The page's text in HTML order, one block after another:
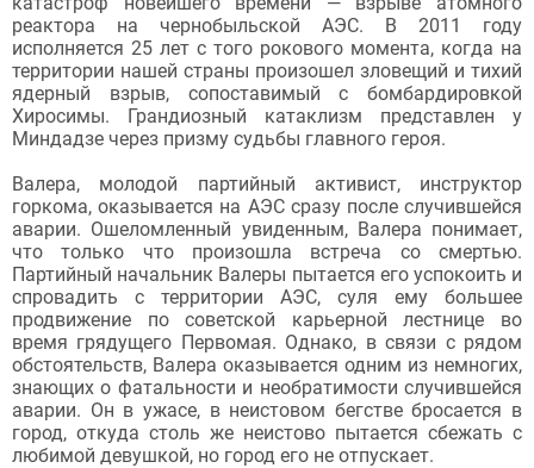
реактора на чернобыльской АЭС. В 2011 году
исполняется 25 лет с того рокового момента, когда на
территории нашей страны произошел зловещий и тихий
ядерный взрыв, сопоставимый с бомбардировкой
Хиросимы. Грандиозный катаклизм представлен у
Миндадзе через призму судьбы главного героя.
Валера, молодой партийный активист, инструктор
горкома, оказывается на АЭС сразу после случившейся
аварии. Ошеломленный увиденным, Валера понимает,
что только что произошла встреча со смертью.
Партийный начальник Валеры пытается его успокоить и
спровадить с территории АЭС, суля ему большее
продвижение по советской карьерной лестнице во
время грядущего Первомая. Однако, в связи с рядом
обстоятельств, Валера оказывается одним из немногих,
знающих о фатальности и необратимости случившейся
аварии. Он в ужасе, в неистовом бегстве бросается в
город, откуда столь же неистово пытается сбежать с
любимой девушкой, но город его не отпускает.